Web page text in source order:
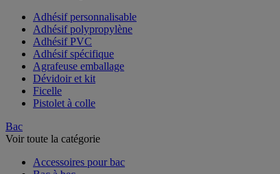
Adhésif personnalisable
Adhésif polypropylène
Adhésif PVC
Adhésif spécifique
Agrafeuse emballage
Dévidoir et kit
Ficelle
Pistolet à colle
Bac
Voir toute la catégorie
Accessoires pour bac